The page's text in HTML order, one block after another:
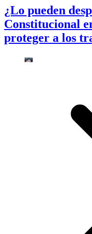
¿Lo pueden
Constitucional
proteger a los